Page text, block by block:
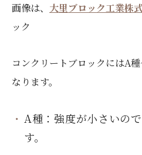
画像は、 大里ブロック工業株
ック
コンクリートブロックにはA
なります。
A種：強度が小さいの
す。